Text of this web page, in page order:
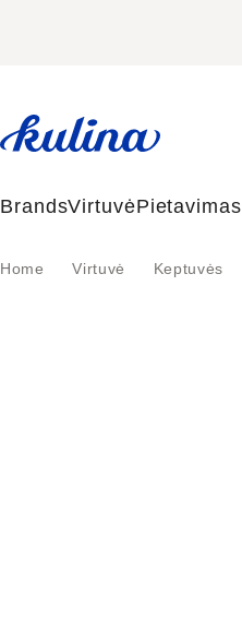
BrandsVirtuvėPietavimas
Home Virtuvė Keptuvės